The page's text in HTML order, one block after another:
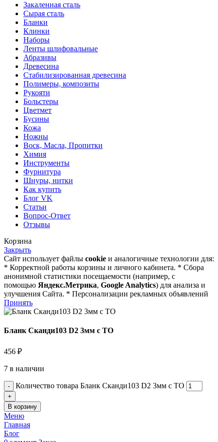
Закаленная сталь
Сырая сталь
Бланки
Клинки
Наборы
Ленты шлифовальные
Абразивы
Древесина
Стабилизированная древесина
Полимеры, композиты
Рукояти
Больстеры
Цветмет
Бусины
Кожа
Ножны
Воск, Масла, Пропитки
Химия
Инструменты
Фурнитура
Шнуры, нитки
Как купить
Блог VK
Статьи
Вопрос-Ответ
Отзывы
Корзина
Закрыть
Сайт использует файлы cookie и аналогичные технологии для:
* Корректной работы корзины и личного кабинета. * Сбора
анонимной статистики посещаемости (например, с
помощью Яндекс.Метрика, Google Analytics) для анализа и
улучшения Сайта. * Персонализации рекламных объявлений
Принять
Бланк Сканди103 D2 3мм с ТО
456 ₽
7 в наличии
Количество товара Бланк Сканди103 D2 3мм с ТО
В корзину
Меню
Главная
Блог